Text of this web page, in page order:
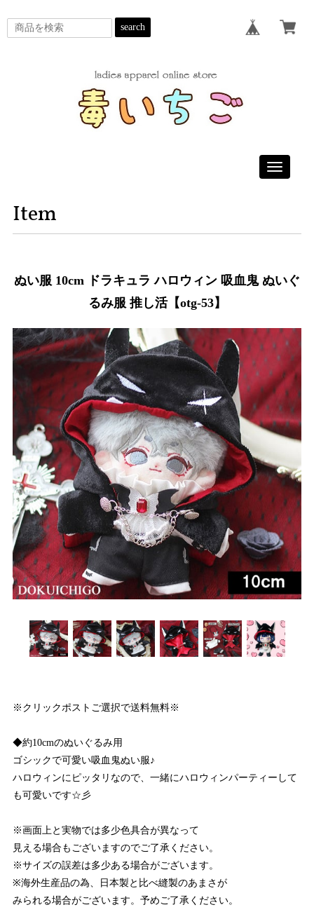
search
Toggle
Item
ぬい服 10cm ドラキュラ ハロウィン 吸血鬼 ぬいぐ
るみ服 推し活【otg-53】
※クリックポストご選択で送料無料※
◆約10cmのぬいぐるみ用
ゴシックで可愛い吸血鬼ぬい服♪
ハロウィンにピッタリなので、一緒にハロウィンパーティーして
も可愛いです☆彡
※画面上と実物では多少色具合が異なって
見える場合もございますのでご了承ください。
※サイズの誤差は多少ある場合がございます。
※海外生産品の為、日本製と比べ縫製のあまさが
みられる場合がございます。予めご了承ください。